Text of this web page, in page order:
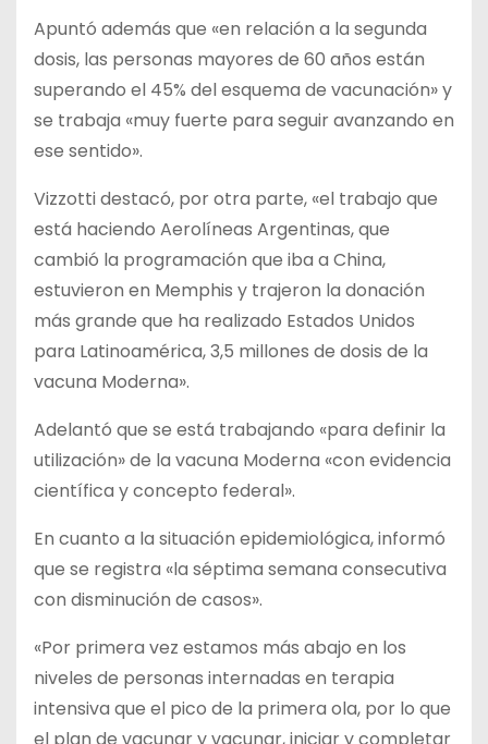
Apuntó además que «en relación a la segunda
dosis, las personas mayores de 60 años están
superando el 45% del esquema de vacunación» y
se trabaja «muy fuerte para seguir avanzando en
ese sentido».
Vizzotti destacó, por otra parte, «el trabajo que
está haciendo Aerolíneas Argentinas, que
cambió la programación que iba a China,
estuvieron en Memphis y trajeron la donación
más grande que ha realizado Estados Unidos
para Latinoamérica, 3,5 millones de dosis de la
vacuna Moderna».
Adelantó que se está trabajando «para definir la
utilización» de la vacuna Moderna «con evidencia
científica y concepto federal».
En cuanto a la situación epidemiológica, informó
que se registra «la séptima semana consecutiva
con disminución de casos».
«Por primera vez estamos más abajo en los
niveles de personas internadas en terapia
intensiva que el pico de la primera ola, por lo que